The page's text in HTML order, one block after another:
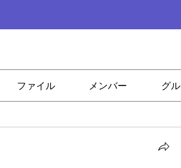
ファイル メンバー グ